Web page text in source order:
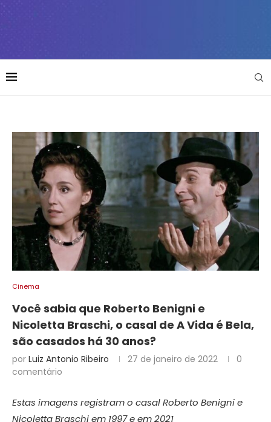
Cinema
Você sabia que Roberto Benigni e
Nicoletta Braschi, o casal de A Vida é Bela,
são casados há 30 anos?
por Luiz Antonio Ribeiro 27 de janeiro de 2022
0
comentário
Estas imagens registram o casal Roberto Benigni e
Nicoletta Braschi em 1997 e em 2021